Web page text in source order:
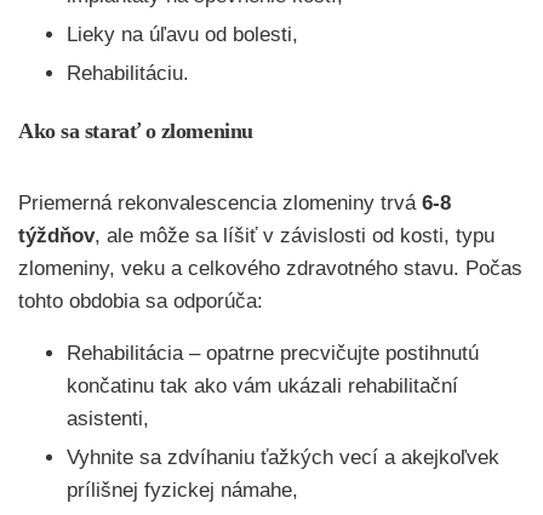
Lieky na úľavu od bolesti,
Rehabilitáciu.
Ako sa starať o zlomeninu
Priemerná rekonvalescencia zlomeniny trvá 6-8
týždňov, ale môže sa líšiť v závislosti od kosti, typu
zlomeniny, veku a celkového zdravotného stavu. Počas
tohto obdobia sa odporúča:
Rehabilitácia – opatrne precvičujte postihnutú
končatinu tak ako vám ukázali rehabilitační
asistenti,
Vyhnite sa zdvíhaniu ťažkých vecí a akejkoľvek
prílišnej fyzickej námahe,